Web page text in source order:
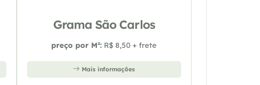
Grama São Carlos
preço por M²: R$ 8,50 + frete
Mais informações